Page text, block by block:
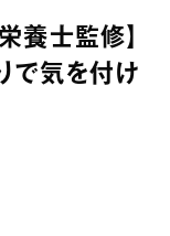
養士監修】
で気を付け